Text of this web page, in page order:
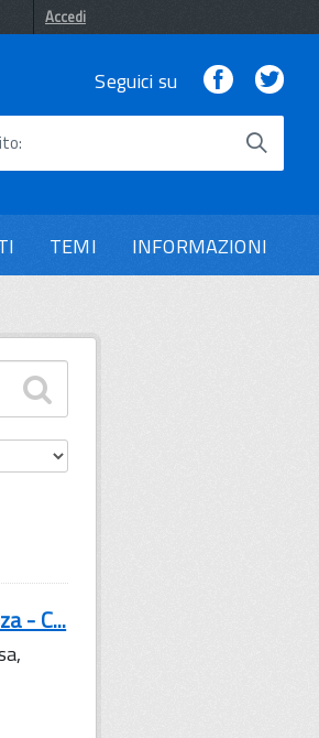
Accedi
Seguici su Facebook
TEMI INFORMAZIONI
- C...